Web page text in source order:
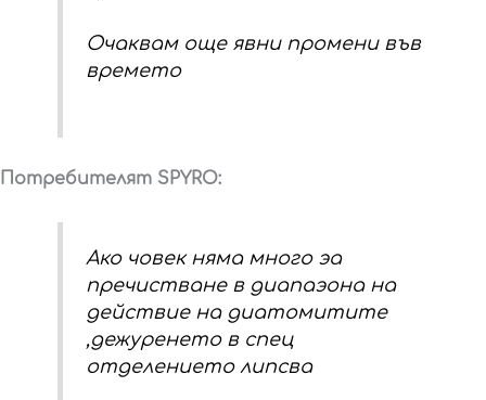
Очаквам още явни промени във
времето
Потребителят SPYRO:
Ако човек няма много эа
пречистване в диапаэона на
действие на диатомитите
,дежуренето в спец
отделението липсва